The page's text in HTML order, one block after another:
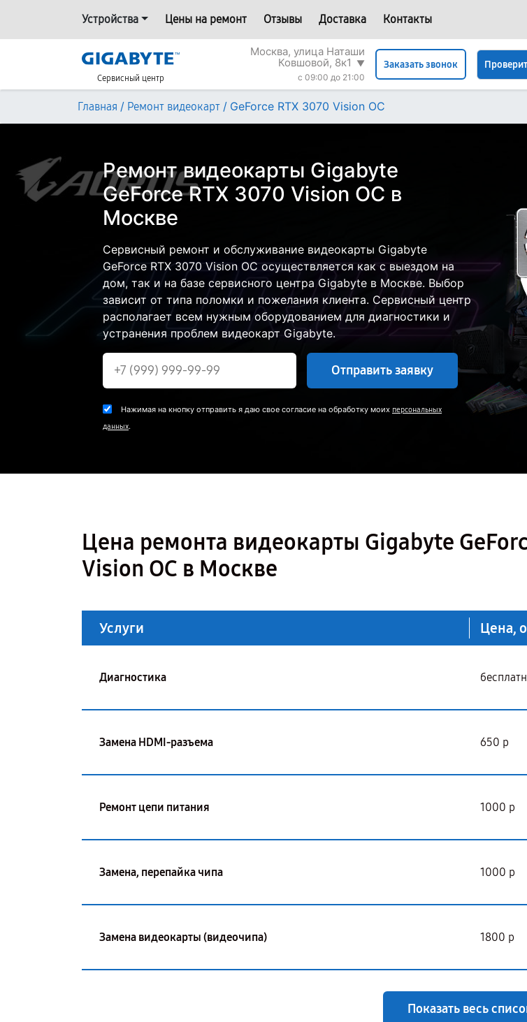
Устройства Цены на ремонт Отзывы Доставка Контакты
Сервисный центр
Москва, улица Наташи
Ковшовой, 8к1
▼
c 09:00 до 21:00
Заказать звонок
Главная / Ремонт видеокарт / GeForce RTX 3070 Vision OC
Ремонт видеокарты Gigabyte
GeForce RTX 3070 Vision OC в
Москве
Сервисный ремонт и обслуживание видеокарты Gigabyte
GeForce RTX 3070 Vision OC осуществляется как с выездом на
дом, так и на базе сервисного центра Gigabyte в Москве. Выбор
зависит от типа поломки и пожелания клиента. Сервисный центр
располагает всем нужным оборудованием для диагностики и
устранения проблем видеокарт Gigabyte.
Отправить заявку
Нажимая на кнопку отправить я даю свое согласие на обработку моих персональных
данных.
Цена ремонта видеокарты Gigabyte
Vision OC в Москве
Услуги Цена,
Диагностика
Замена HDMI-разъема 650 р
Ремонт цепи питания 1000 р
Замена, перепайка чипа 1000 р
Замена видеокарты (видеочипа) 1800 р
Показать весь